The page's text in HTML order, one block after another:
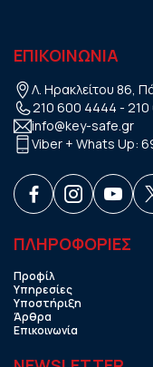
ΕΠΙΚΟΙΝΩΝΙΑ
Λ. Ηρακλείτου 86,
210 600 4444 - 210
info@key-safe.gr
Viber + Whats Up:
ΠΛΗΡΟΦΟΡΙΕΣ
Προφίλ
Υπηρεσίες
Υποστήριξη
Άρθρα
Επικοινωνία